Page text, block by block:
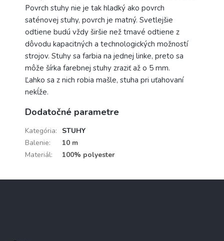
Povrch stuhy nie je tak hladký ako povrch
saténovej stuhy, povrch je matný. Svetlejšie
odtiene budú vždy širšie než tmavé odtiene z
dôvodu kapacitných a technologických možností
strojov. Stuhy sa farbia na jednej linke, preto sa
môže šírka farebnej stuhy zraziť až o 5 mm.
Ľahko sa z nich robia mašle, stuha pri uťahovaní
nekĺže.
Dodatočné parametre
Kategória:
STUHY
Balenie:
10 m
Materiál: 100% polyester